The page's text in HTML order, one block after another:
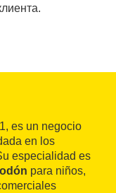
es un negocio
en los
especialidad es
para niños,